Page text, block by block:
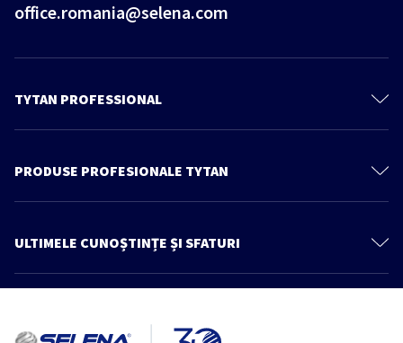
office.romania@selena.com
TYTAN PROFESSIONAL
Contactează-ne
Cunoștințe și sfaturi
PRODUSE PROFESIONALE TYTAN
Spume Adezivi
ULTIMELE CUNOȘTINȚE ȘI SFATURI
Mai multe articole
inovator